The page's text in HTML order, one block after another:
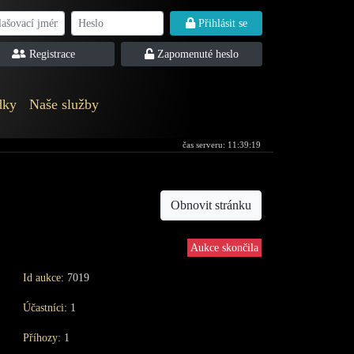
Naše služby
Přihlásit se
Registrace Zapomenuté heslo
čas serveru: 11:39:19
Obnovit stránku
Aukce skončila
Id aukce: 7019
Účastníci: 1
Příhozy: 1